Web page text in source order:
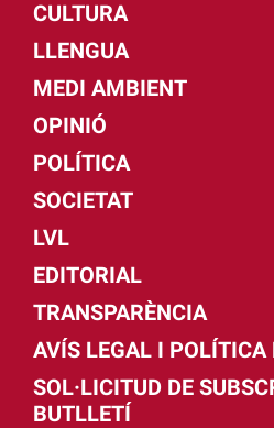
CULTURA
LLENGUA
MEDI AMBIENT
OPINIÓ
POLÍTICA
SOCIETAT
LVL
EDITORIAL
TRANSPARÈNCIA
AVÍS LEGAL I POLÍTICA
SOL·LICITUD DE
BUTLLETÍ